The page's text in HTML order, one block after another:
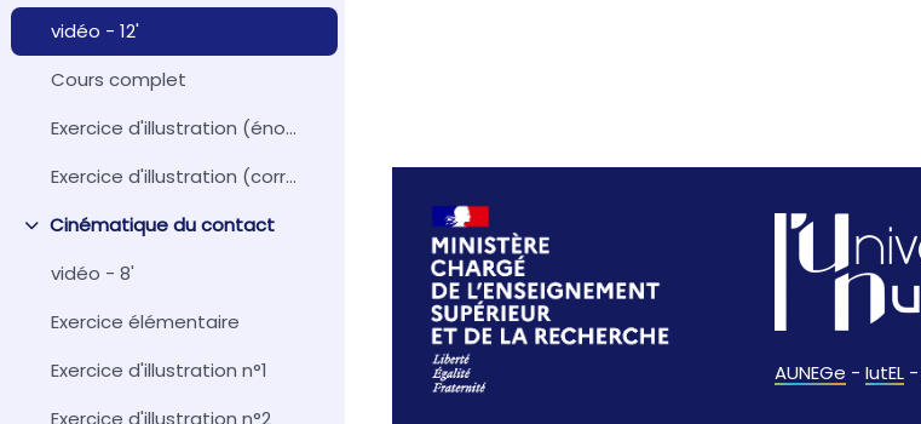
vidéo - 12'
Cours complet
Exercice d'illustration (énoncé)
Exercice d'illustration (corrigé)
Replier
Cinématique du contact
vidéo - 8'
Exercice élémentaire
Exercice d'illustration n°1
AUNEGe - IutEL -